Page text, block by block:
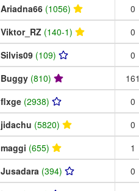
Ariadna66 (1056) 0
Viktor_RZ (140-1) 0
Silvis09 (109) 0
Buggy (810) 161
flxge (2938) 0
jidachu (5820) 0
maggi (655) 1
Jusadara (394) 0